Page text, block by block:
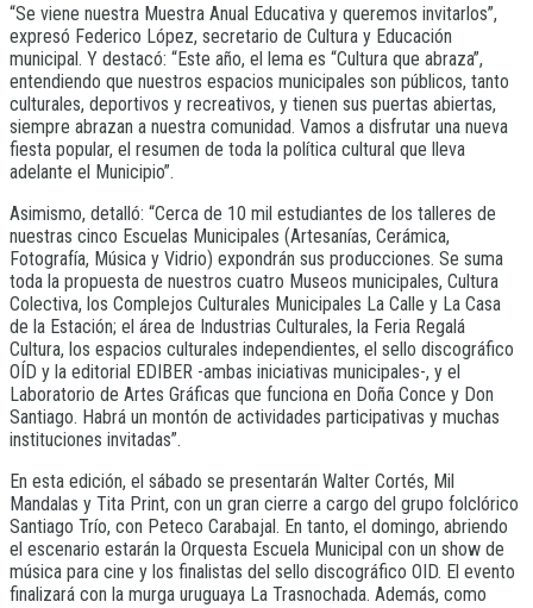
“Se viene nuestra Muestra Anual Educativa y queremos invitarlos”,
expresó Federico López, secretario de Cultura y Educación
municipal. Y destacó: “Este año, el lema es “Cultura que abraza”,
entendiendo que nuestros espacios municipales son públicos, tanto
culturales, deportivos y recreativos, y tienen sus puertas abiertas,
siempre abrazan a nuestra comunidad. Vamos a disfrutar una nueva
fiesta popular, el resumen de toda la política cultural que lleva
adelante el Municipio”.
Asimismo, detalló: “Cerca de 10 mil estudiantes de los talleres de
nuestras cinco Escuelas Municipales (Artesanías, Cerámica,
Fotografía, Música y Vidrio) expondrán sus producciones. Se suma
toda la propuesta de nuestros cuatro Museos municipales, Cultura
Colectiva, los Complejos Culturales Municipales La Calle y La Casa
de la Estación; el área de Industrias Culturales, la Feria Regalá
Cultura, los espacios culturales independientes, el sello discográfico
OÍD y la editorial EDIBER -ambas iniciativas municipales-, y el
Laboratorio de Artes Gráficas que funciona en Doña Conce y Don
Santiago. Habrá un montón de actividades participativas y muchas
instituciones invitadas”.
En esta edición, el sábado se presentarán Walter Cortés, Mil
Mandalas y Tita Print, con un gran cierre a cargo del grupo folclórico
Santiago Trío, con Peteco Carabajal. En tanto, el domingo, abriendo
el escenario estarán la Orquesta Escuela Municipal con un show de
música para cine y los finalistas del sello discográfico OID. El evento
finalizará con la murga uruguaya La Trasnochada. Además, como